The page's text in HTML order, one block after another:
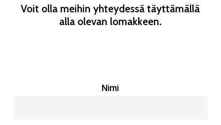
Voit olla meihin yhteydessä täyttämällä
alla olevan lomakkeen.
Nimi